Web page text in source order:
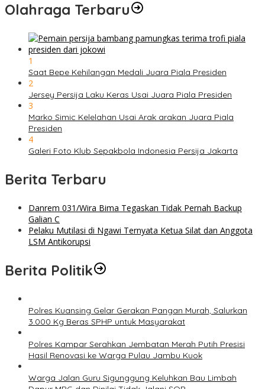
Olahraga Terbaru
1
Saat Bepe Kehilangan Medali Juara Piala Presiden
2
Jersey Persija Laku Keras Usai Juara Piala Presiden
3
Marko Simic Kelelahan Usai Arak arakan Juara Piala
Presiden
4
Galeri Foto Klub Sepakbola Indonesia Persija Jakarta
Berita Terbaru
Danrem 031/Wira Bima Tegaskan Tidak Pernah Backup
Galian C
Pelaku Mutilasi di Ngawi Ternyata Ketua Silat dan Anggota
LSM Antikorupsi
Berita Politik
Polres Kuansing Gelar Gerakan Pangan Murah, Salurkan
3.000 Kg Beras SPHP untuk Masyarakat
Polres Kampar Serahkan Jembatan Merah Putih Presisi
Hasil Renovasi ke Warga Pulau Jambu Kuok
Warga Jalan Guru Sigunggung Keluhkan Bau Limbah